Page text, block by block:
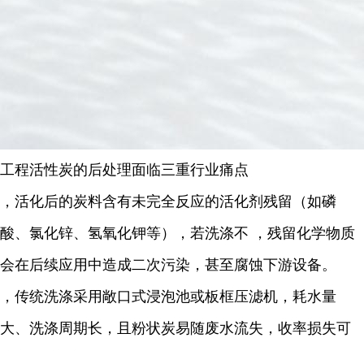
工程活性炭的后处理面临三重行业痛点
，活化后的炭料含有未完全反应的活化剂残留（如磷
酸、氯化锌、氢氧化钾等），若洗涤不 ，残留化学物质
会在后续应用中造成二次污染，甚至腐蚀下游设备。
，传统洗涤采用敞口式浸泡池或板框压滤机，耗水量
大、洗涤周期长，且粉状炭易随废水流失，收率损失可